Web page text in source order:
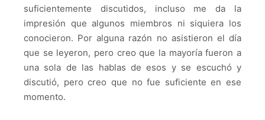
suficientemente discutidos, incluso me da la
impresión que algunos miembros ni siquiera los
conocieron. Por alguna razón no asistieron el día
que se leyeron, pero creo que la mayoría fueron a
una sola de las hablas de esos y se escuchó y
discutió, pero creo que no fue suficiente en ese
momento.